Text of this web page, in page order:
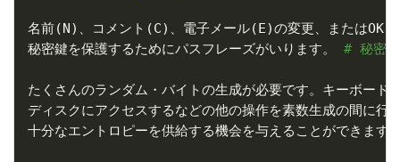
名前( N ) 、コメント (C) 、電子メール( E)の変更、またはOK
秘密鍵を保護するためにパスフレーズがいります。 # 秘密
たくさんのランダム・バイトの生成が必要です。キーボード
ディスクにアクセスするなどの他の操作を素数生成の間に行
十分なエントロピーを供給する機会を与えることができます